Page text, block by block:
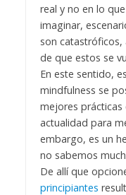
real y no en lo
imaginar,
son
de que estos se
En este sentido,
mindfulness se
mejores prácticas
actualidad para
embargo, es un
no sabemos
De allí que
principiantes